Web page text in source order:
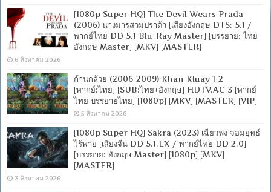
[1080p Super HQ] The Devil Wears Prada
(2006) นางมารสวมปราด้า [เสียงอังกฤษ DTS: 5.1 /
พากย์ไทย DD 5.1 Blu-Ray Master] [บรรยาย: ไทย-
อังกฤษ Master] [MKV] [MASTER]
6 สิงหาคม 2026
ก้านกล้วย (2006-2009) Khan Kluay 1-2
[พากย์:ไทย] [SUB:ไทย+อังกฤษ] HDTV.AC-3 [พากย์
ไทย บรรยายไทย] [1080p] [MKV] [MASTER] [VIP]
5 สิงหาคม 2026
[1080p Super HQ] Sakra (2023) เฉียวฟง จอมยุทธ์
ไร้พ่าย [เสียงจีน DD 5.1.EX / พากย์ไทย DD 2.0]
[บรรยาย: อังกฤษ Master] [1080p] [MKV]
[MASTER]
3 สิงหาคม 2026